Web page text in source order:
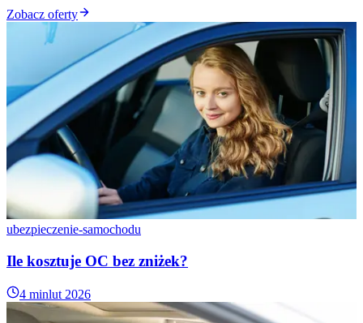
Zobacz oferty
ubezpieczenie-samochodu
Ile kosztuje OC bez zniżek?
4 minlut 2026